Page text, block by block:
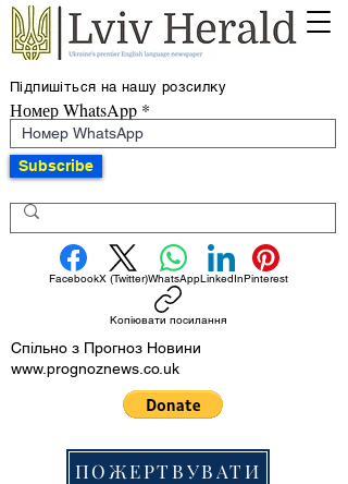
Підпишіться на нашу розсилку
Номер WhatsApp
Subscribe
FacebookX (Twitter)WhatsAppLinkedInPinterest
Копіювати посилання
Спільно з Прогноз Новини
www.prognoznews.co.uk
ПОЖЕРТВУВАТИ